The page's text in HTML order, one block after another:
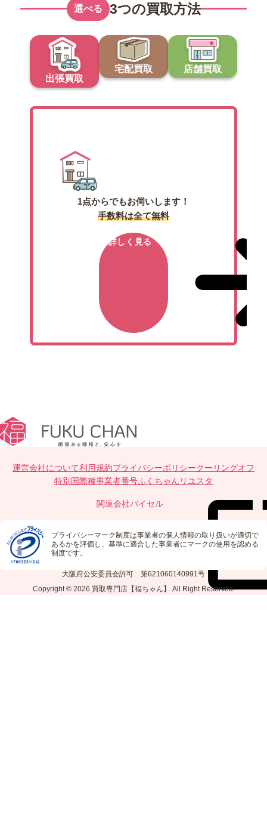
選べる 3つの買取方法
出張買取
宅配買取 店舗買取
1点からでもお伺いします！
手数料は全て無料
詳しく見る
運営会社について利用規約プライバシーポリシークーリングオフ
特別国際種事業者番号ふくちゃんリユスタ
関連会社バイセル
プライバシーマーク制度は事業者の個人情報の取り扱いが適切で
あるかを評価し、基準に適合した事業者にマークの使用を認める
制度です。
大阪府公安委員会許可 第621060140991号
Copyright © 2026 買取専門店【福ちゃん】 All Right Reserved.